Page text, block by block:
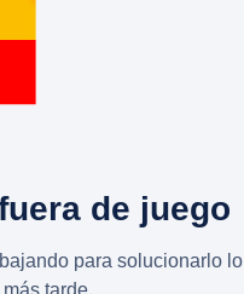
de juego
para solucionarlo lo
tarde.